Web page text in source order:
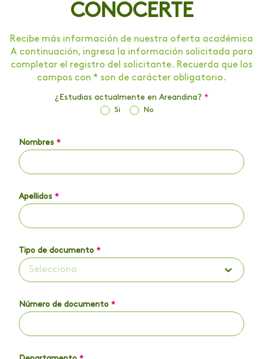
CONOCERTE
Recibe más información de nuestra oferta académica
A continuación, ingresa la información solicitada para
completar el registro del solicitante. Recuerda que los
campos con * son de carácter obligatorio.
¿Estudias actualmente en Areandina? *
Si No
Nombres *
Apellidos *
Tipo de documento *
Selecciona
Número de documento *